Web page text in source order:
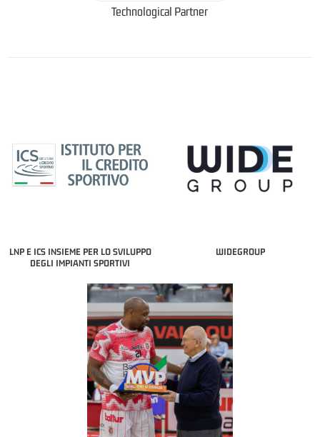
Technological Partner
LNP E ICS INSIEME PER LO SVILUPPO
DEGLI IMPIANTI SPORTIVI
WIDEGROUP